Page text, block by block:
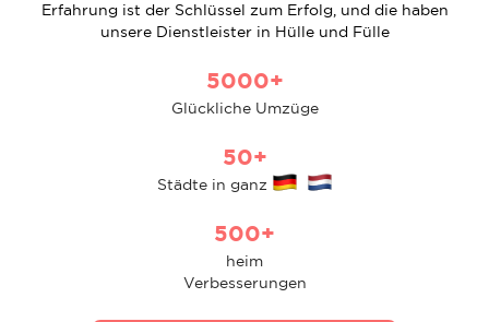
Erfahrung ist der Schlüssel zum Erfolg, und die haben
unsere Dienstleister in Hülle und Fülle
5000+
Glückliche Umzüge
50+
Städte in ganz
500+
heim
Verbesserungen